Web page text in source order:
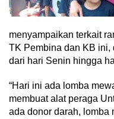
menyampaikan terkait
TK Pembina dan KB ini,
dari hari Senin hingga
“Hari ini ada lomba
membuat alat peraga
ada donor darah, lomba